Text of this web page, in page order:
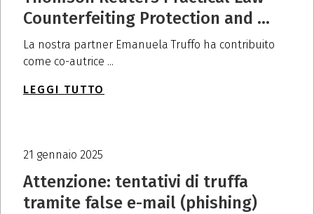
Counterfeiting Protection and ...
La nostra partner Emanuela Truffo ha contribuito
come co-autrice ...
LEGGI TUTTO
21 gennaio 2025
Attenzione: tentativi di truffa
tramite false e-mail (phishing)